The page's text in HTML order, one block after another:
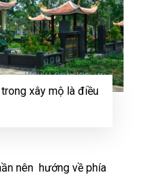
xây mộ là điều
nên hướng về phía